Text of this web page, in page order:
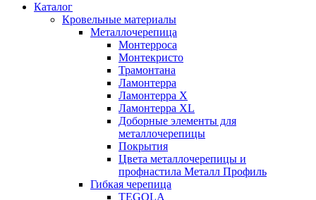
Каталог
Кровельные материалы
Металлочерепица
Монтерроса
Монтекристо
Трамонтана
Ламонтерра
Ламонтерра X
Ламонтерра XL
Доборные элементы для
металлочерепицы
Покрытия
Цвета металлочерепицы и
профнастила Металл Профиль
Гибкая черепица
TEGOLA